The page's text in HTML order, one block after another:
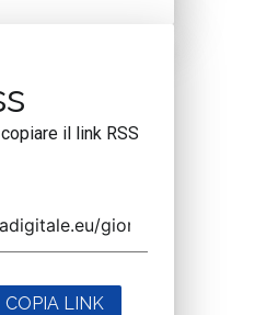
il link RSS
COPIA LINK